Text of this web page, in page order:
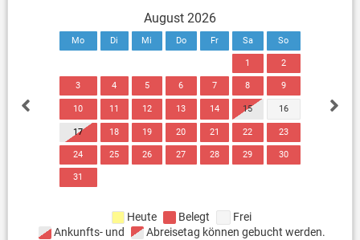
August 2026
Mo Di Mi Do Fr Sa So
1 2
3 4 5 6 7 8 9
10 11 12 13 14 15 16
17 18 19 20 21 22 23
24 25 26 27 28 29 30
31
Heute Belegt
Frei
Ankunfts- und
Abreisetag können gebucht werden.